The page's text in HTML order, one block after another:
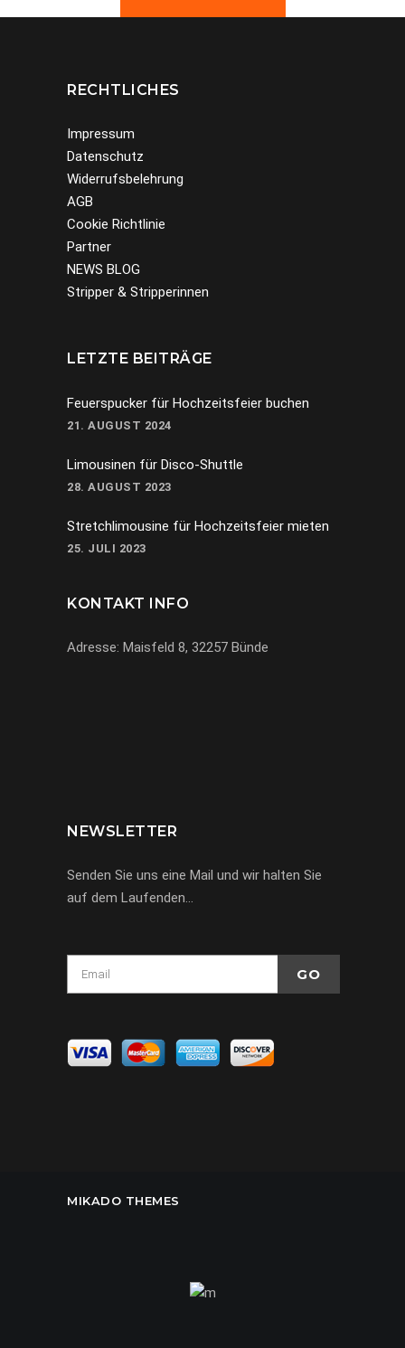
RECHTLICHES
Impressum
Datenschutz
Widerrufsbelehrung
AGB
Cookie Richtlinie
Partner
NEWS BLOG
Stripper & Stripperinnen
LETZTE BEITRÄGE
Feuerspucker für Hochzeitsfeier buchen
21. AUGUST 2024
Limousinen für Disco-Shuttle
28. AUGUST 2023
Stretchlimousine für Hochzeitsfeier mieten
25. JULI 2023
KONTAKT INFO
Adresse: Maisfeld 8, 32257 Bünde
NEWSLETTER
Senden Sie uns eine Mail und wir halten Sie
auf dem Laufenden…
MIKADO THEMES